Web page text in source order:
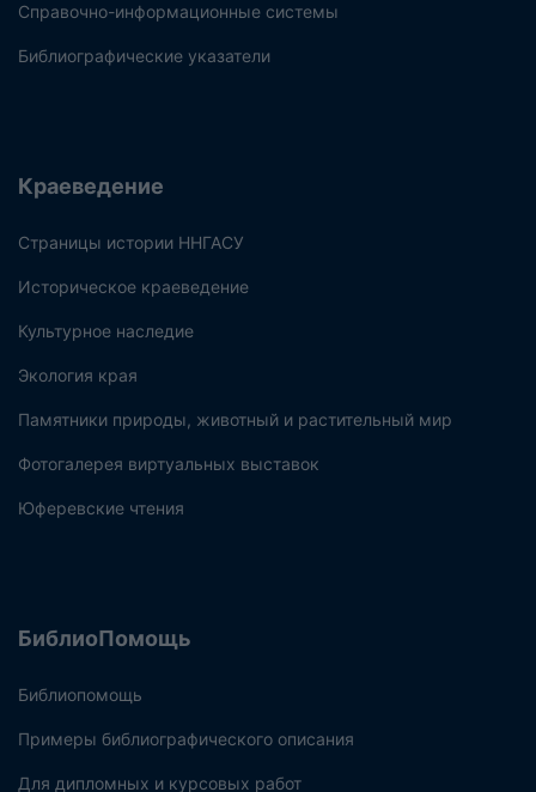
Справочно-информационные системы
Библиографические указатели
Краеведение
Страницы истории ННГАСУ
Историческое краеведение
Культурное наследие
Экология края
Памятники природы, животный и растительный мир
Фотогалерея виртуальных выставок
Юферевские чтения
БиблиоПомощь
Библиопомощь
Примеры библиографического описания
Для дипломных и курсовых работ